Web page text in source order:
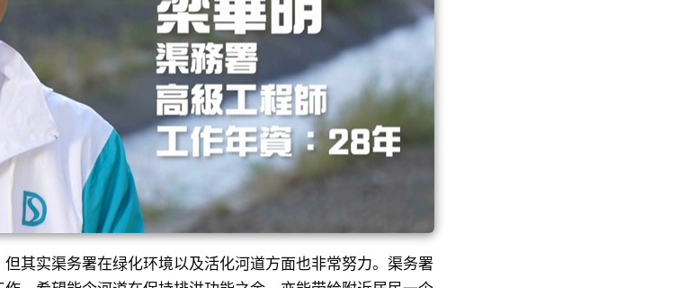
其实渠务署在绿化环境以及活化河道方面也非常努力。渠务署